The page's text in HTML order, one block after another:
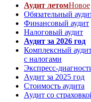
Аудит летомНовое
Обязательный
Финансовый аудит
Налоговый аудит
Аудит за 2026 год
Комплексный
с налогами
Экспресс-
Аудит за 2025 год
Стоимость аудита
Аудит со